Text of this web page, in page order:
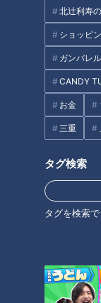
北辻利寿
ショッピ
ガンバレ
CANDY
お金
三重
タグ検索
タグを検索
厳選されたヘー
ウエハースで包
コーティングし
サクッした食感
さのチョコレート
在日イタリア商
に感謝の意を込
リア・Mimosa
女性のエンパワ
ーマは、『BE
いろなことに挑
が各地で行われま